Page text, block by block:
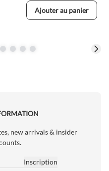
Ajouter au panier
new arrivals & insider
Inscription